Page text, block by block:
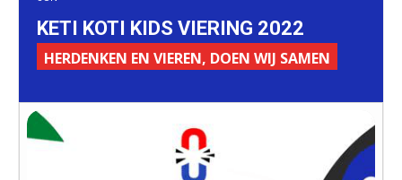
KETI KOTI KIDS VIERING 2022
HERDENKEN EN VIEREN, DOEN WIJ SAMEN